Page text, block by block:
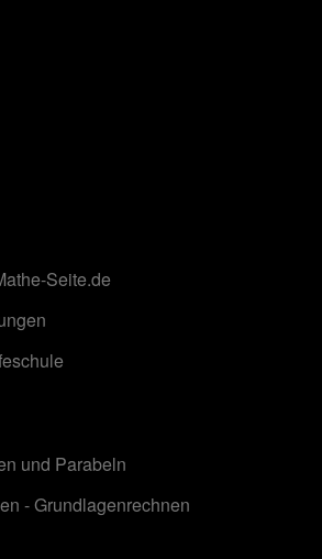
Seite.de
und Parabeln
- Grundlagenrechnen